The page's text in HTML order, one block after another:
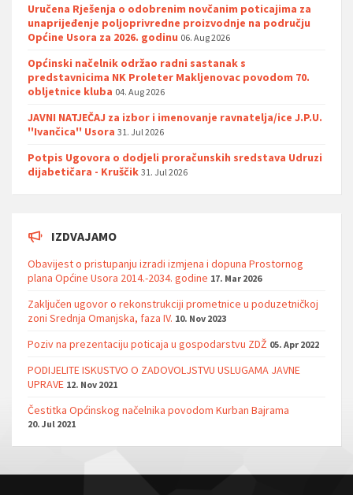
Uručena Rješenja o odobrenim novčanim poticajima za
unaprijeđenje poljoprivredne proizvodnje na području
Općine Usora za 2026. godinu 06. Aug 2026
Općinski načelnik održao radni sastanak s
predstavnicima NK Proleter Makljenovac povodom 70.
obljetnice kluba 04. Aug 2026
JAVNI NATJEČAJ za izbor i imenovanje ravnatelja/ice J.P.U.
''Ivančica'' Usora 31. Jul 2026
Potpis Ugovora o dodjeli proračunskih sredstava Udruzi
dijabetičara - Kruščik 31. Jul 2026
IZDVAJAMO
Obavijest o pristupanju izradi izmjena i dopuna Prostornog
plana Općine Usora 2014.-2034. godine 17. Mar 2026
Zaključen ugovor o rekonstrukciji prometnice u poduzetničkoj
zoni Srednja Omanjska, faza IV. 10. Nov 2023
Poziv na prezentaciju poticaja u gospodarstvu ZDŽ 05. Apr 2022
PODIJELITE ISKUSTVO O ZADOVOLJSTVU USLUGAMA JAVNE
UPRAVE 12. Nov 2021
Čestitka Općinskog načelnika povodom Kurban Bajrama
20. Jul 2021